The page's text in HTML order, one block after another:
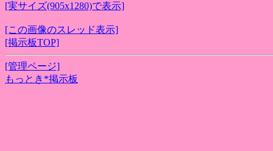
[実サイズ(905x1280)で表示]
[この画像のスレッド表示]
[掲示板TOP]
[管理ページ]
もっとき*掲示板